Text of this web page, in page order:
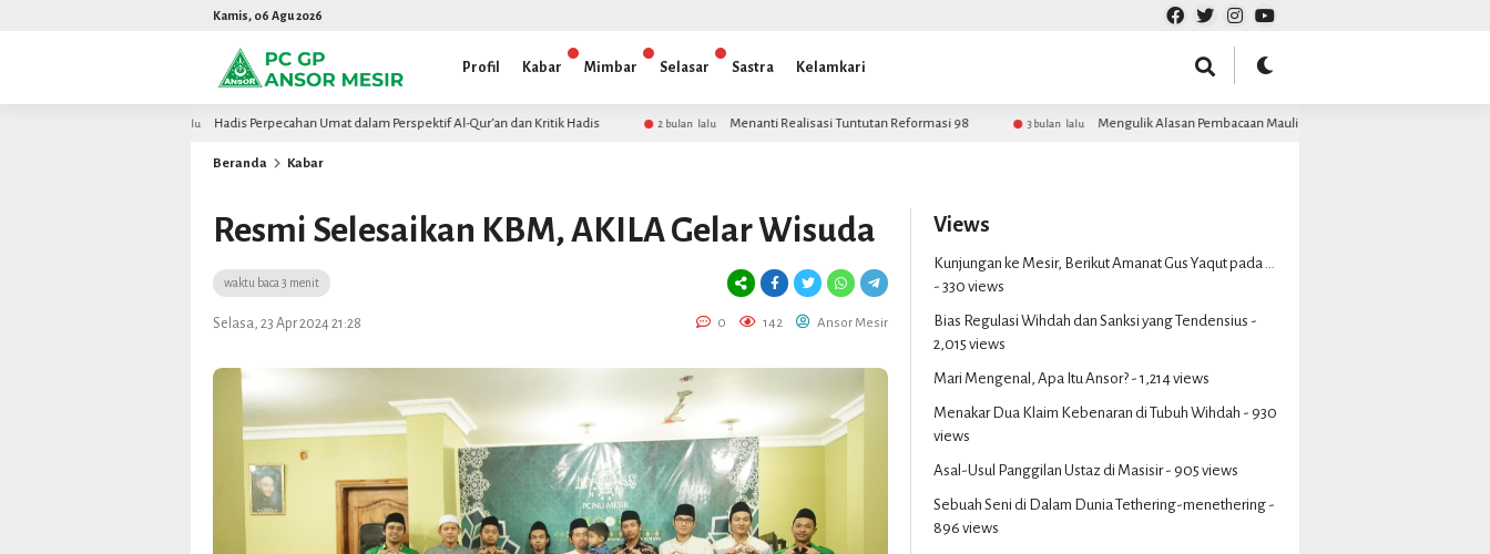
Kamis, 06 Agu 2026
Profil Kabar Mimbar Selasar Sastra Kelamkari
Hadis Perpecahan Umat dalam Perspektif Al-Qur’an dan Kritik Hadis 2 bulan lalu Menanti Realisasi Tuntutan Reformasi 98 3 bulan lalu Mengulik Alasan Pembacaan Maulid Barzanji MDS Rijalul Ansor dalam Majelis
Beranda Kabar
Resmi Selesaikan KBM, AKILA Gelar Wisuda
waktu baca 3 menit
Selasa, 23 Apr 2024 21:28 0 142 Ansor Mesir
Views
Kunjungan ke Mesir, Berikut Amanat Gus Yaqut pada ...
- 330 views
Bias Regulasi Wihdah dan Sanksi yang Tendensius -
2,015 views
Mari Mengenal, Apa Itu Ansor? - 1,214 views
Menakar Dua Klaim Kebenaran di Tubuh Wihdah - 930
views
Asal-Usul Panggilan Ustaz di Masisir- 905 views
Sebuah Seni di Dalam Dunia Tethering-menethering -
896 views